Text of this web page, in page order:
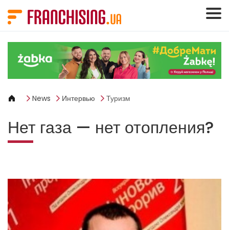
News Интервью Туризм
Нет газа — нет отопления?